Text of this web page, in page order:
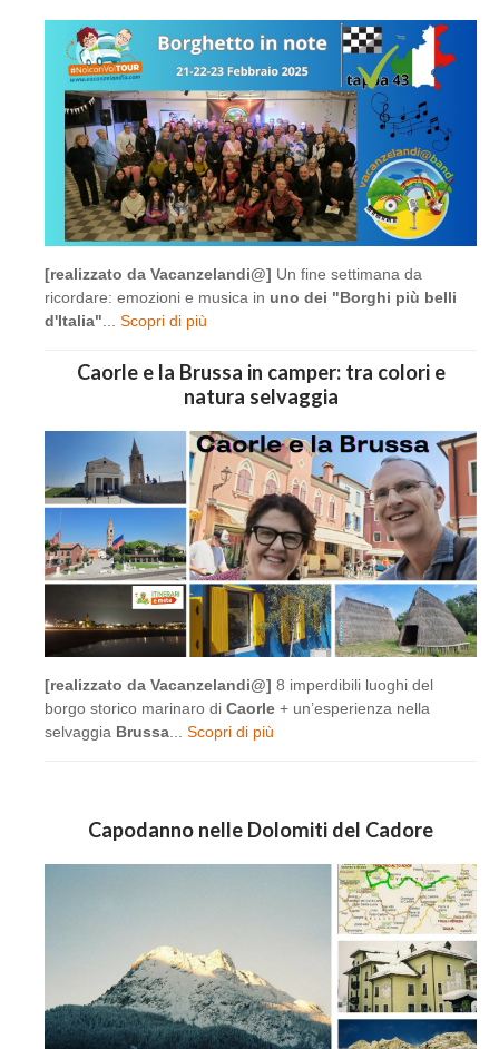
[realizzato da Vacanzelandi@] Un fine settimana da
ricordare: emozioni e musica in uno dei "Borghi più belli
d'Italia"
Scopri di più
Caorle e la Brussa in camper: tra colori e
natura selvaggia
[realizzato da Vacanzelandi@] 8 imperdibili luoghi del
borgo storico marinaro di Caorle + un’esperienza nella
selvaggia Brussa Scopri di più
Capodanno nelle Dolomiti del Cadore